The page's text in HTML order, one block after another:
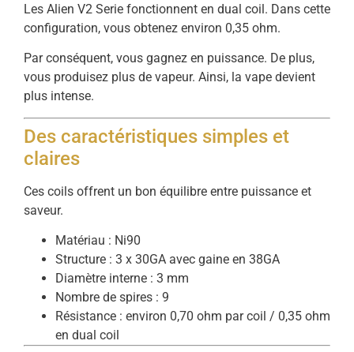
Les Alien V2 Serie fonctionnent en dual coil. Dans cette
configuration, vous obtenez environ 0,35 ohm.
Par conséquent, vous gagnez en puissance. De plus,
vous produisez plus de vapeur. Ainsi, la vape devient
plus intense.
Des caractéristiques simples et
claires
Ces coils offrent un bon équilibre entre puissance et
saveur.
Matériau : Ni90
Structure : 3 x 30GA avec gaine en 38GA
Diamètre interne : 3 mm
Nombre de spires : 9
Résistance : environ 0,70 ohm par coil / 0,35 ohm
en dual coil